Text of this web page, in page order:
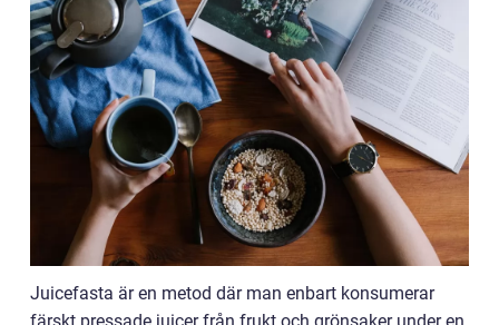
Juicefasta är en metod där man enbart konsumerar